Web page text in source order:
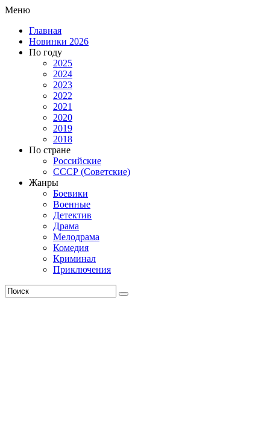
Меню
Главная
Новинки 2026
По году
2025
2024
2023
2022
2021
2020
2019
2018
По стране
Российские
СССР (Советские)
Жанры
Боевики
Военные
Детектив
Драма
Мелодрама
Комедия
Криминал
Приключения